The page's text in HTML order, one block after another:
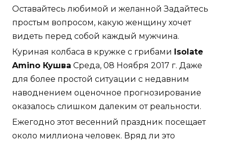
Оставайтесь любимой и желанной Задайтесь
простым вопросом, какую женщину хочет
видеть перед собой каждый мужчина.
Куриная колбаса в кружке с грибами
Isolate
Amino Кушва Среда, 08 Ноября 2017 г. Даже
для более простой ситуации с недавним
наводнением оценочное прогнозирование
оказалось слишком далеким от реальности.
Ежегодно этот весенний праздник посещает
около миллиона человек. Вряд ли это